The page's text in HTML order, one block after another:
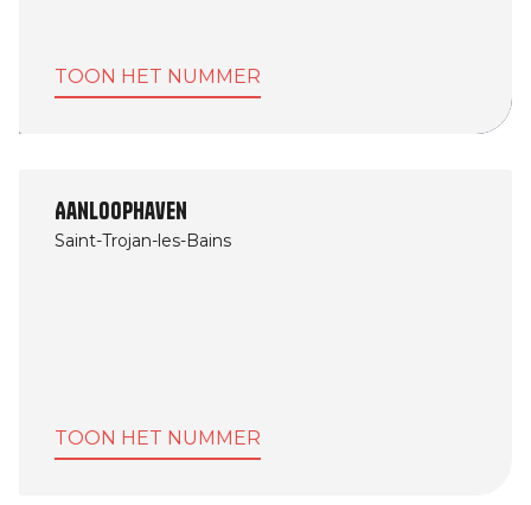
TOON HET NUMMER
Aanloophaven
Saint-Trojan-les-Bains
TOON HET NUMMER